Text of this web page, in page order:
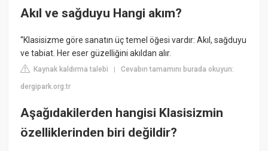
Akıl ve sağduyu Hangi akım?
“Klasisizme göre sanatın üç temel öğesi vardır: Akıl, sağduyu
ve tabiat. Her eser güzelliğini akıldan alır.
Kaynak kaldırma talebi |Cevabın tamamını burada okuyun:
dergipark.org.tr
Aşağıdakilerden hangisi Klasisizmin
özelliklerinden biri değildir?